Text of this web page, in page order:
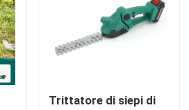
Trittatore di siepi di